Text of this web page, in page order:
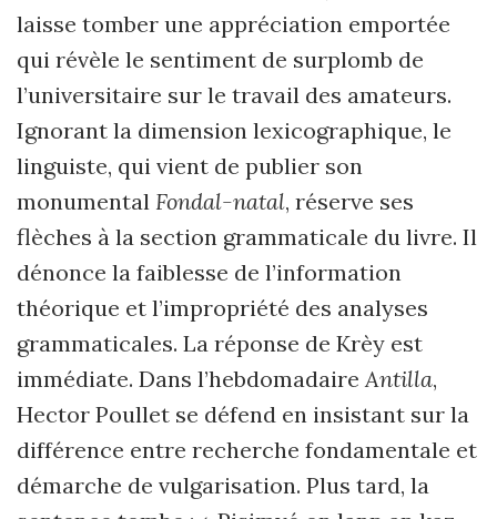
laisse tomber une appréciation emportée
qui révèle le sentiment de surplomb de
l’universitaire sur le travail des amateurs.
Ignorant la dimension lexicographique, le
linguiste, qui vient de publier son
monumental Fondal-natal, réserve ses
flèches à la section grammaticale du livre. Il
dénonce la faiblesse de l’information
théorique et l’impropriété des analyses
grammaticales. La réponse de Krèy est
immédiate. Dans l’hebdomadaire Antilla,
Hector Poullet se défend en insistant sur la
différence entre recherche fondamentale et
démarche de vulgarisation. Plus tard, la